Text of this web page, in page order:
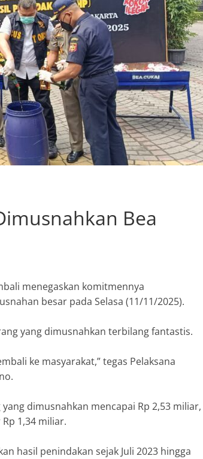
Bea
menegaskan komitmennya
besar pada Selasa (11/11/2025).
yang dimusnahkan terbilang fantastis.
ke masyarakat,” tegas Pelaksana
dimusnahkan mencapai Rp 2,53 miliar,
1,34 miliar.
hasil penindakan sejak Juli 2023 hingga